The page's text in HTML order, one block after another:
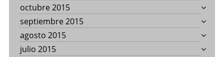
octubre 2015
septiembre 2015
agosto 2015
julio 2015